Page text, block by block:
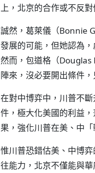
上，北京的合作或不反
誠然，葛萊儀（Bonnie
發展的可能，但她認為
然而，包道格（Douglas
陣來，沒必要開出條件
在對中博弈中，川普不
件，極大化美國的利益
果，強化川普在美、中
惟川普恐錯估美、中博
往能力，北京不僅能與